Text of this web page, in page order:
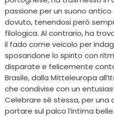
passione per un suono
dovuto, tenendosi però
filologica. Al contrario, ha
il fado come veicolo per
sposandone lo spirito con
disparate e felicemente
Brasile, dalla Mitteleuropa
che condivise con un
Celebrare sé stessa, per una
portare sul palco l’intima